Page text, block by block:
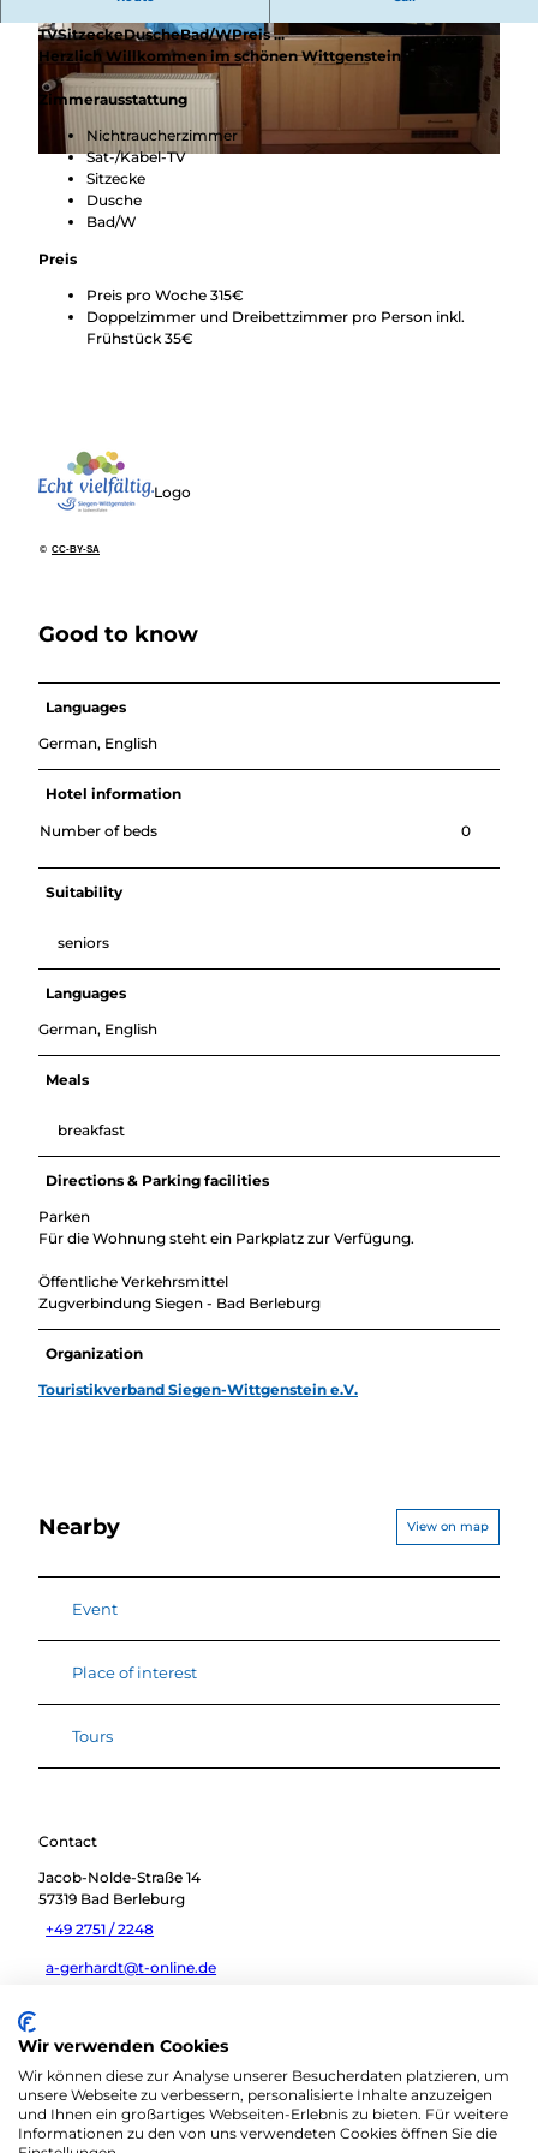
© Angelika Gerhardt, Pension Angelika Gerhardt
© Angelika Gerhardt, Pension Angelika Gerhard
t
© Angelika Gerhardt, Pension Angelika Gerhard
TVSitzeckeDuscheBad/WPreis ...
Herzlich Willkommen im schönen Wittgenstein
Zimmerausstattung
Nichtraucherzimmer
Sat-/Kabel-TV
Sitzecke
Dusche
Bad/W
Preis
Preis pro Woche 315€
Doppelzimmer und Dreibettzimmer pro Person inkl.
Frühstück 35€
© CC-BY-SA
Logo
Good to know
Languages
German, English
Hotel information
Number of beds 0
Suitability
seniors
Languages
German, English
Meals
breakfast
Directions & Parking facilities
Parken
Für die Wohnung steht ein Parkplatz zur Verfügung.
Öffentliche Verkehrsmittel
Zugverbindung Siegen - Bad Berleburg
Organization
Touristikverband Siegen-Wittgenstein e.V.
Nearby View on map
Event
Place of interest
Tours
Contact
Jacob-Nolde-Straße 14
57319 Bad Berleburg
+49 2751 / 2248
a-gerhardt@t-online.de
Travel by public transport
Sketch route
Wir verwenden Cookies
Wir können diese zur Analyse unserer Besucherdaten platzieren, um
unsere Webseite zu verbessern, personalisierte Inhalte anzuzeigen
und Ihnen ein großartiges Webseiten-Erlebnis zu bieten. Für weitere
Informationen zu den von uns verwendeten Cookies öffnen Sie die